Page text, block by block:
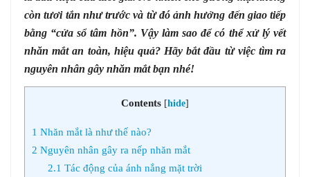
còn tươi tắn như trước và từ đó ảnh hưởng đến giao tiếp
bằng “cửa sổ tâm hồn”. Vậy làm sao để có thể xử lý vết
nhăn mắt an toàn, hiệu quả? Hãy bắt đầu từ việc tìm ra
nguyên nhân gây nhăn mắt bạn nhé!
Contents [hide]
1 Nhăn mắt là như thế nào?
2 Nguyên nhân gây ra nếp nhăn mắt
2.1 Tác động của ánh nắng mặt trời